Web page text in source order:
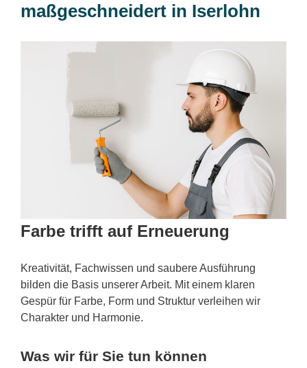
maßgeschneidert in Iserlohn
Farbe trifft auf Erneuerung
Kreativität, Fachwissen und saubere Ausführung
bilden die Basis unserer Arbeit. Mit einem klaren
Gespür für Farbe, Form und Struktur verleihen wir
Charakter und Harmonie.
Was wir für Sie tun können